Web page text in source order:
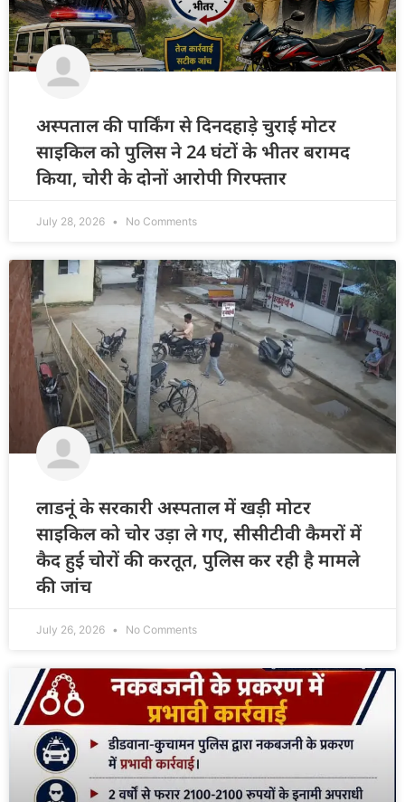
अस्पताल की पार्किंग से दिनदहाड़े चुराई मोटर
साइकिल को पुलिस ने 24 घंटों के भीतर बरामद
किया, चोरी के दोनों आरोपी गिरफ्तार
July 28, 2026 No Comments
लाडनूं के सरकारी अस्पताल में खड़ी मोटर
साइकिल को चोर उड़ा ले गए, सीसीटीवी कैमरों में
कैद हुई चोरों की करतूत, पुलिस कर रही है मामले
की जांच
July 26, 2026 No Comments